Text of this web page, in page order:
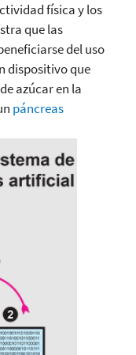
física y los
que las
del uso
dispositivo que
azúcar en la
páncreas